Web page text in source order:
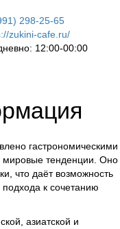
298-25-65
zukini-cafe.ru/
12:00-00:00
гастрономическими
мировые тенденции. Оно
что даёт возможность
к сочетанию
азиатской и